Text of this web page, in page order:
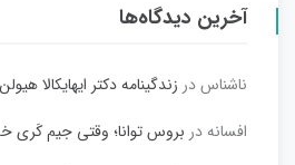
آخرین دیدگاه‌ها
ناشناسدر زندگینامه دکتر ایهایکالا هیولن
افسانه در بروس توانا؛ وقتی جیم کَری